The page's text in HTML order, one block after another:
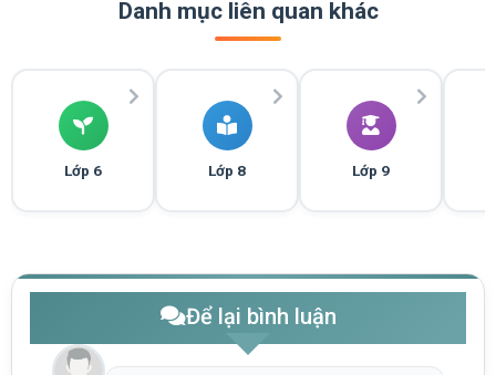
Danh mục liên quan khác
Lớp 6 Lớp 8 Lớp 9
Để lại bình luận